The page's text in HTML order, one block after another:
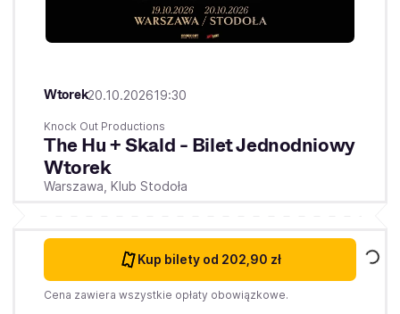
Wtorek20.10.202619:30
Knock Out Productions
The Hu + Skald - Bilet Jednodniowy
Wtorek
Warszawa, Klub Stodoła
Kup bilety od 202,90 zł
Cena zawiera wszystkie opłaty obowiązkowe.